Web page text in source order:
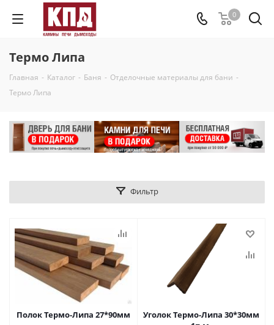
0
Термо Липа
Главная - Каталог - Баня - Отделочные материалы для бани -
Термо Липа
Фильтр
Полок Термо-Липа 27*90мм
Уголок Термо-Липа 30*30мм